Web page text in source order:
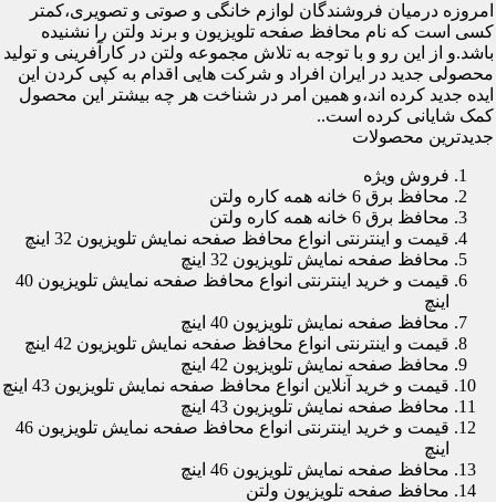
امروزه درمیان فروشندگان لوازم خانگی و صوتی و تصویری،کمتر
کسی است که نام محافظ صفحه تلویزیون و برند ولتن را نشنیده
باشد.و از این رو و با توجه به تلاش مجموعه ولتن در کارآفرینی و تولید
محصولی جدید در ایران افراد و شرکت هایی اقدام به کپی کردن این
ایده جدید کرده اند،و همین امر در شناخت هر چه بیشتر این محصول
کمک شایانی کرده است..
جدیدترین محصولات
فروش ویژه
محافظ برق 6 خانه همه کاره ولتن
محافظ برق 6 خانه همه کاره ولتن
قیمت و اینترنتی انواع محافظ صفحه نمایش تلویزیون 32 اینچ
محافظ صفحه نمایش تلویزیون 32 اینچ
قیمت و خرید اینترنتی انواع محافظ صفحه نمایش تلویزیون 40
اینچ
محافظ صفحه نمایش تلویزیون 40 اینچ
قیمت و اینترنتی انواع محافظ صفحه نمایش تلویزیون 42 اینچ
محافظ صفحه نمایش تلویزیون 42 اینچ
قیمت و خرید آنلاین انواع محافظ صفحه نمایش تلویزیون 43 اینچ
محافظ صفحه نمایش تلویزیون 43 اینچ
قیمت و خرید اینترنتی انواع محافظ صفحه نمایش تلویزیون 46
اینچ
محافظ صفحه نمایش تلویزیون 46 اینچ
محافظ صفحه تلویزیون ولتن